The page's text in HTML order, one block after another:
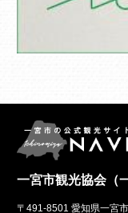
一宮市観光協会（
〒491-8501 愛知県一宮